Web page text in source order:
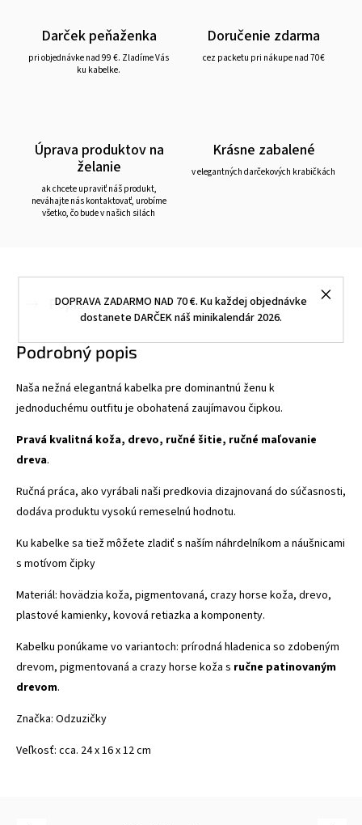
DOPRAVA ZADARMO NAD 70 €. Ku každej objednávke
dostanete DARČEK náš minikalendár 2026.
Darček peňaženka
pri objednávke nad 99 €. Zladíme Vás
ku kabelke.
Doručenie zdarma
cez packetu pri nákupe nad 70€
Úprava produktov na
želanie
ak chcete upraviť náš produkt,
neváhajte nás kontaktovať, urobíme
všetko, čo bude v našich silách
Krásne zabalené
v elegantných darčekových krabičkách
Popis Diskusia
Podrobný popis
Naša nežná elegantná kabelka pre dominantnú ženu k
jednoduchému outfitu je obohatená zaujímavou čipkou.
Pravá kvalitná koža, drevo, ručné šitie, ručné maľovanie
dreva.
Ručná práca, ako vyrábali naši predkovia dizajnovaná do súčasnosti,
dodáva produktu vysokú remeselnú hodnotu.
Ku kabelke sa tiež môžete zladiť s naším náhrdelníkom a náušnicami
s motívom čipky
Materiál: hovädzia koža, pigmentovaná, crazy horse koža, drevo,
plastové kamienky, kovová retiazka a komponenty.
Kabelku ponúkame vo variantoch: prírodná hladenica so zdobeným
drevom, pigmentovaná a crazy horse koža s ručne patinovaným
drevom.
Značka: Odzuzičky
Veľkosť: cca. 24 x 16 x 12 cm